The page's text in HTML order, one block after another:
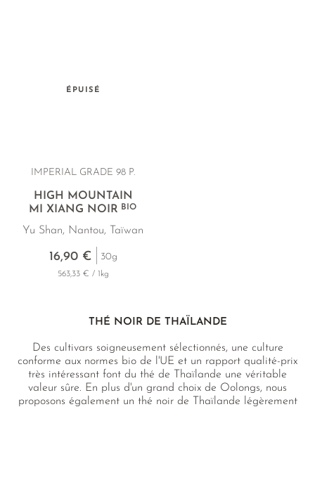
ÉPUISÉ
IMPERIAL GRADE 98 P.
HIGH MOUNTAIN
MI XIANG NOIRBIO
Yu Shan, Nantou, Taïwan
16,90 € 30g
563,33 € / 1kg
THÉ NOIR DE THAÏLANDE
Des cultivars soigneusement sélectionnés, une culture
conforme aux normes bio de l'UE et un rapport qualité-prix
très intéressant font du thé de Thaïlande une véritable
valeur sûre. En plus d'un grand choix de Oolongs, nous
proposons également un thé noir de Thaïlande légèrement